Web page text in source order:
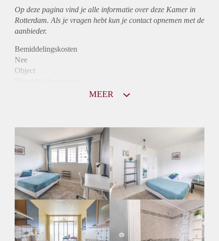
Op deze pagina vind je alle informatie over deze Kamer in
Rotterdam. Als je vragen hebt kun je contact opnemen met de
aanbieder.
Bemiddelingskosten
Nee
Object
Mogelijk
Inkomen eis
2,8 X De bruto huur
Huurtermijn
Onbepaalde termijn
Oplevering
Gestoffeerd
MEER